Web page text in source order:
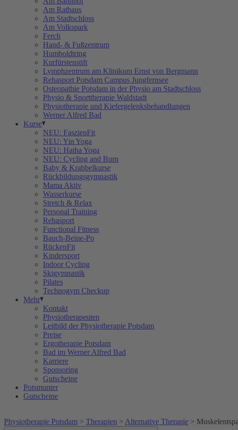
Am Rathaus
Am Stadtschloss
Am Volkspark
Ferch
Hand- & Fußzentrum
Humboldtring
Kurfürstenstift
Lymphzentrum am Klinikum Ernst von Bergmann
Rehasport Potsdam Campus Jungfernsee
Osteopathie Potsdam in der Physio am Stadtschloss
Physio & Sporttherapie Waldstadt
Physiotherapie und Kiefergelenksbehandlungen
Werner Alfred Bad
Kurse
NEU: FaszienFit
NEU: Yin Yoga
NEU: Hatha Yoga
NEU: Cycling and Burn
Baby & Krabbelkurse
Rückbildungsgymnastik
Mama Aktiv
Wasserkurse
Stretch & Relax
Personal Training
Rehasport
Functional Fitness
Bauch-Beine-Po
RückenFit
Kindersport
Indoor Cycling
Skigymnastik
Pilates
Technogym Checkup
Mehr
Kontakt
Physiotherapeuten
Leitbild der Physiotherapie Potsdam
Preise
Ergotherapie Potsdam
Bad im Werner Alfred Bad
Karriere
Sponsoring
Gutscheine
Potsmunter
Gutscheine
Physiotherapie Potsdam > Therapien > Alternative Therapie >